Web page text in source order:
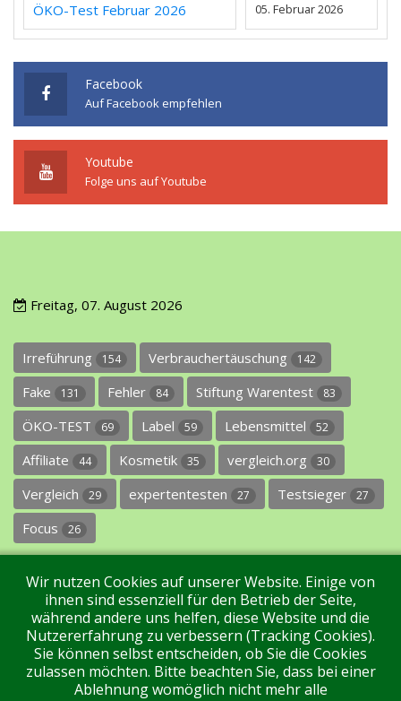
ÖKO-Test Februar 2026 05. Februar 2026
Facebook
Auf Facebook empfehlen
Youtube
Folge uns auf Youtube
Freitag, 07. August 2026
Irreführung 154 Verbrauchertäuschung 142
Fake 131 Fehler 84 Stiftung Warentest 83
ÖKO-TEST 69 Label 59 Lebensmittel 52
Affiliate 44 Kosmetik 35 vergleich.org 30
Vergleich 29 expertentesten 27 Testsieger 27
Focus 26
Impressum Datenschutz Über uns Kontakt
Wir nutzen Cookies auf unserer Website. Einige von
ihnen sind essenziell für den Betrieb der Seite,
während andere uns helfen, diese Website und die
Nutzererfahrung zu verbessern (Tracking Cookies).
Sie können selbst entscheiden, ob Sie die Cookies
zulassen möchten. Bitte beachten Sie, dass bei einer
Ablehnung womöglich nicht mehr alle